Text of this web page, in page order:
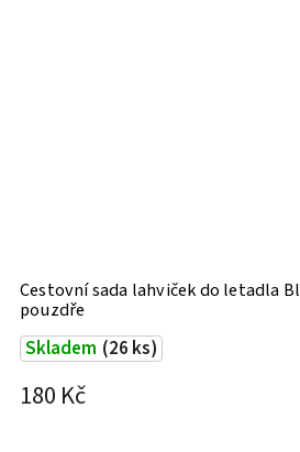
Cestovní sada lahviček do letadla
pouzdře
Skladem (26 ks)
180 Kč